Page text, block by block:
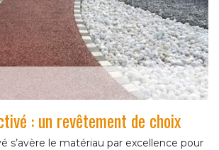
: un revêtement de choix
s’avère le matériau par excellence pour